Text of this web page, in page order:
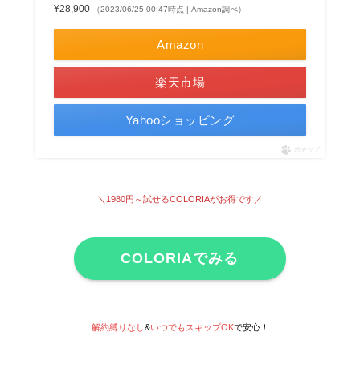
¥28,900 （2023/06/25 00:47時点 | Amazon調べ）
Amazon
楽天市場
Yahooショッピング
ポチップ
＼1980円～試せるCOLORIAがお得です ／
COLORIAでみる
解約縛りなし&いつでもスキップOKで安心！